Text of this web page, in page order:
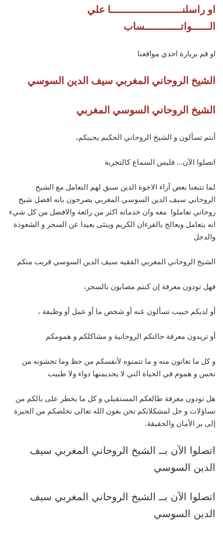
او راسلنــــــــــــــــــــــــا علي
الــــــواتــــــــــــساب
او قم بزيارة احدي مواقعنا
الشيخ الروحاني المغربي سيف الدين السوسي
الشيخ الروحاني السوسي المغربي
أنتم تسألون و الشيخ الروحاني الحكيم يجيبكم،
اتصلوا الآن… فليس السماع كالتجربة
لما تتبعنا بعض آراء الاخوة الذين سبق لهم التعامل مع الشيخ
الروحاني سيف الدين السوسي المغربي يصرحون بانه افضل شيخ
روحاني تعاملوا معه وان خدماته اكثر من رائعة والافضل من كل شيء
انه يتعامل ويعالج بالقرءان الكريم وينئى بعيدا عن السحر و الشعوذة
والدجل
الشيخ الروحاني المغربي الفقيه سيف الدين السوسي قريب منكم
فهل تودون معرفة إن كنتم مصابون بالسحر،
أو لديكم حبيب تسألون عنه أو شخص ما أو عمل أو وظيفة ،
أو تريدون معرفة حالتكم الروحانية و مشاكلكم و همومكم
و كل ما تعانون منه و ما تتمنوه لأنفسكم من حظ وما تخشونه من
نحس و هموم في الحياة التي لا يجديمنها دواء ولا طبيب
هل تودون معرفة طالعكم المستقبلي و كل ما يخطر على بالكم من
تساؤلات و حل لمشكلاتكم نحن بعون الله تعالى نخلصكم من الحيرة
إلى بر الأمان والحقيقة.
اتصلوا الآن بــ الشيخ الروحاني المغربي سيف
الدين السوسي
اتصلوا الآن بــ الشيخ الروحاني المغربي سيف
الدين السوسي